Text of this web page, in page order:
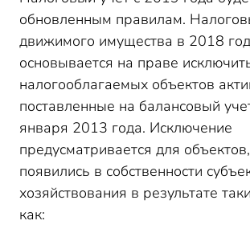
обновленным правилам.
движимого имущества в 2018
основывается на праве
налогооблагаемых объектов
поставленные на балансовый
января 2013 года. Исключение
предусматривается для
появились в собственности
хозяйствования в результате
как: